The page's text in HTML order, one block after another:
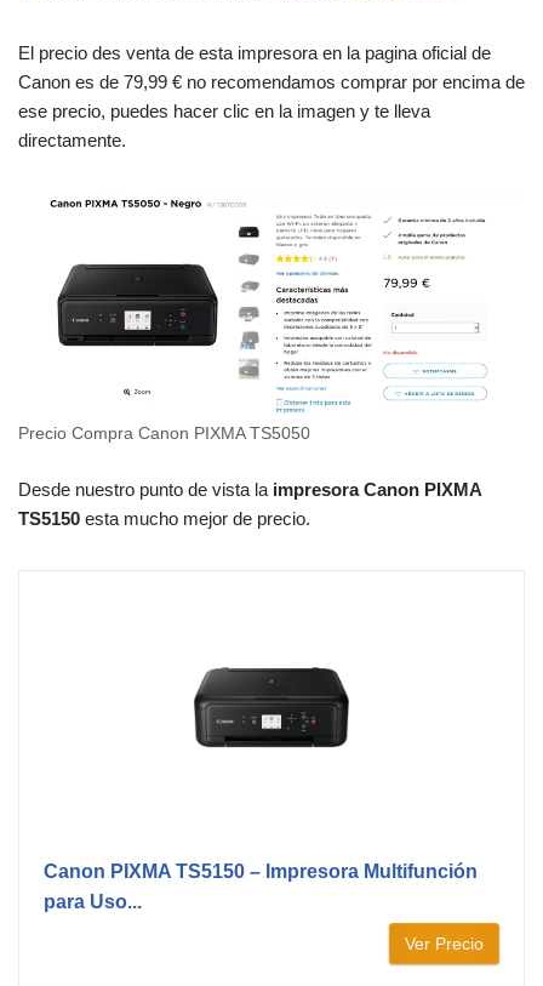
El precio des venta de esta impresora en la pagina oficial de
Canon es de 79,99 € no recomendamos comprar por encima de
ese precio, puedes hacer clic en la imagen y te lleva
directamente.
Precio Compra Canon PIXMA TS5050
Desde nuestro punto de vista la impresora Canon PIXMA
TS5150 esta mucho mejor de precio.
Canon PIXMA TS5150 – Impresora Multifunción
para Uso...
Ver Precio